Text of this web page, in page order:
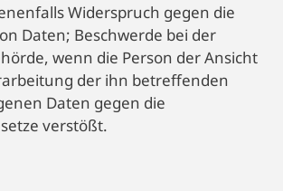
Widerspruch gegen die
Daten; Beschwerde bei der
wenn die Person der Ansicht
der ihn betreffenden
Daten gegen die
verstößt.